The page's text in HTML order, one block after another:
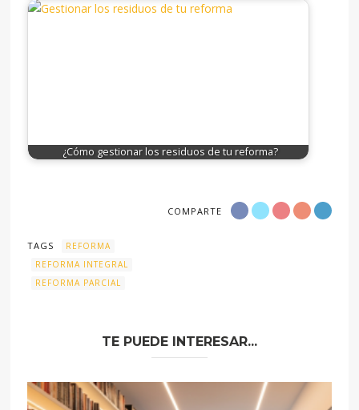
¿Cómo gestionar los residuos de tu reforma?
COMPARTE
TAGS
REFORMA
REFORMA INTEGRAL
REFORMA PARCIAL
TE PUEDE INTERESAR...